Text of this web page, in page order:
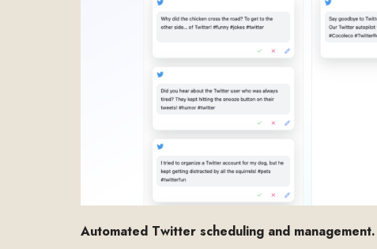
Automated Twitter scheduling and management.